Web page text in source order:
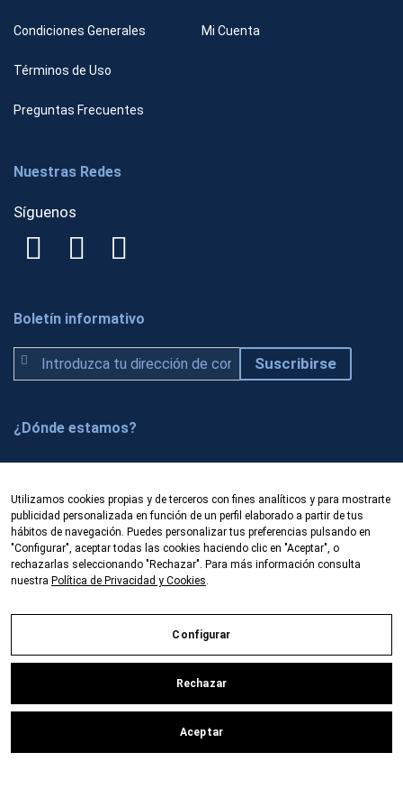
Condiciones Generales
Términos de Uso
Preguntas Frecuentes
Mi Cuenta
Nuestras Redes
Síguenos
Boletín informativo
u
c
í
e
t
e
a
u
s
r
Suscribirse
¿Dónde estamos?
Prado 5, local
50009 Zaragoza (España)
Fibercom es una empresa dedicada a la
comercialización de productos y equipos de fibra
óptica. Oficinas en Zaragoza y Barcelona.
Venta/alquiler/renting
Política de privacidad y cookies
Contacte con nosotros
Desarrollado por Beköme Digital
Utilizamos cookies propias y de terceros con fines analíticos y para mostrarte
publicidad personalizada en función de un perfil elaborado a partir de tus
hábitos de navegación. Puedes personalizar tus preferencias pulsando en
"Configurar", aceptar todas las cookies haciendo clic en "Aceptar", o
rechazarlas seleccionando "Rechazar". Para más información consulta
nuestra Política de Privacidad y Cookies.
Configurar
Rechazar
Aceptar